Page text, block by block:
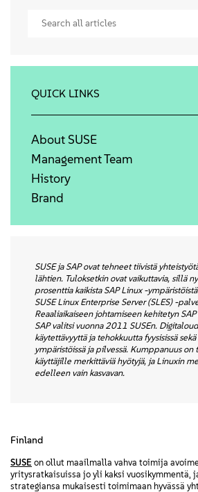
Contacto
Descargas gratuitas
SUSE ja SAP ovat tehneet tiivistä
lähtien. Tuloksetkin ovat vaikuttavia, sillä
prosenttia kaikista SAP Linux -
SUSE Linux Enterprise Server (SLES) -
Reaaliaikaiseen johtamiseen kehitetyn
SAP valitsi vuonna 2011 SUSEn.
käytettävyyttä ja tehokkuutta fyysisissä sekä
ympäristöissä ja pilvessä. Kumppanuus on
käyttäjille merkittäviä hyötyjä, ja Linuxin
edelleen vain kasvavan.
Finland
SUSE on ollut maailmalla vahva toimija
yritysratkaisuissa jo yli kaksi vuosikymmentä,
strategiansa mukaisesti toimimaan hyvässä
QUICK LINKS
About SUSE
Management Team
History
Brand